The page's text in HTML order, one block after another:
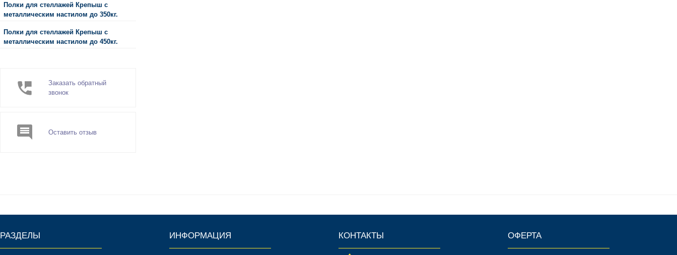
Полки для стеллажей Крепыш с
металлическим настилом до 350кг.
Полки для стеллажей Крепыш с
металлическим настилом до 450кг.
Заказать обратный
звонок
Оставить отзыв
РАЗДЕЛЫ ИНФОРМАЦИЯ КОНТАКТЫ ОФЕРТА